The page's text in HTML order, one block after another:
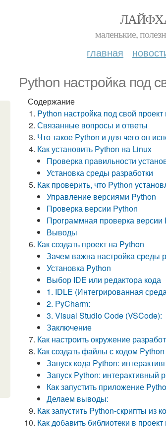
маленькие,
главная
Python настройка под
Содержание
Python настройка под свой
Связанные вопросы и ответы
Что такое Python и для чего он
Как установить Python на Linux
Проверка правильности
Установка среды разработки
Как проверить, что Python
Управление версиями Python
Проверка версии Python
Программная проверка версии
Выводы
Как создать проект на Python
Зачем важна настройка среды
Установка Python
Выбор IDE или редактора кода
1. IDLE (Интегрированная
2. PyCharm:
3. Visual Studio Code (VSCode):
Заключение
Как настроить окружение
Как создать файлы с кодом Python
Запуск кода Python:
Запуск Python: интерактивный
Как запустить приложение
Делаем выводы:
Как запустить Python-скрипты из
Как добавить библиотеки в